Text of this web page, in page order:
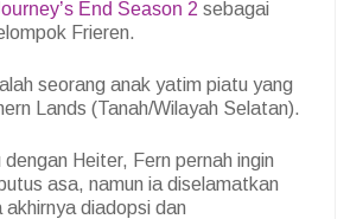
End Season 2 sebagai
Frieren.
seorang anak yatim piatu yang
Lands (Tanah/Wilayah Selatan).
Heiter, Fern pernah ingin
asa, namun ia diselamatkan
akhirnya diadopsi dan